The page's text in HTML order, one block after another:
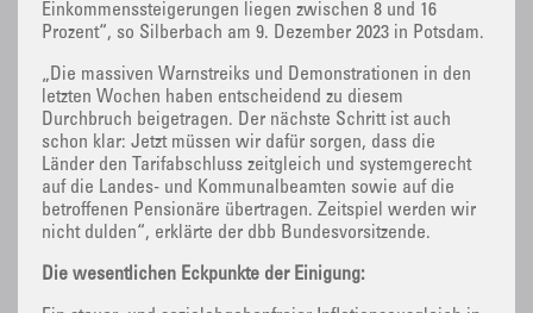
Einkommenssteigerungen liegen zwischen 8 und 16
Prozent“, so Silberbach am 9. Dezember 2023 in Potsdam.
„Die massiven Warnstreiks und Demonstrationen in den
letzten Wochen haben entscheidend zu diesem
Durchbruch beigetragen. Der nächste Schritt ist auch
schon klar: Jetzt müssen wir dafür sorgen, dass die
Länder den Tarifabschluss zeitgleich und systemgerecht
auf die Landes- und Kommunalbeamten sowie auf die
betroffenen Pensionäre übertragen. Zeitspiel werden wir
nicht dulden“, erklärte der dbb Bundesvorsitzende.
Die wesentlichen Eckpunkte der Einigung: